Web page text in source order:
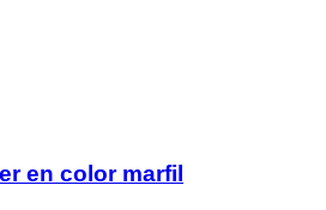
en color marfil